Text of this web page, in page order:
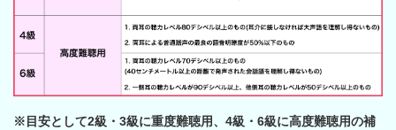
※目安として2級・3級に重度難聴用、4級・6級に高度難聴用の補